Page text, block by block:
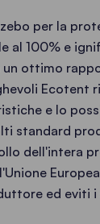
per la
al 100% e
un ottimo
Ecotent
e lo
standard
dell'intera
ed eviti i